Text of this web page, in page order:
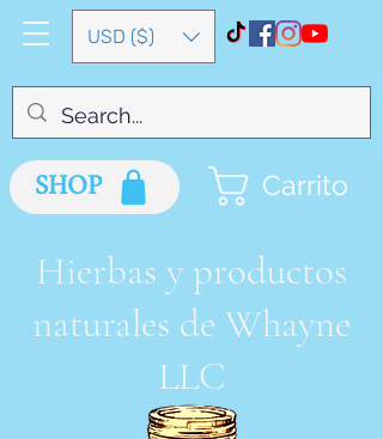
USD ($)
SHOP Carrito
Hierbas y productos
naturales de Whayne
LLC